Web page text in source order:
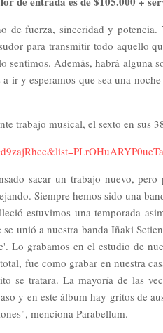
de fuerza, sinceridad y
para transmitir todo aquello
sentimos. Además, habrá alguna
ir y esperamos que sea una
trabajo musical, el sexto en sus
sacar un trabajo nuevo,
Siempre hemos sido una
estuvimos una temporada
unió a nuestra banda Iñaki
Lo grabamos en el estudio de
fue como grabar en nuestra
se tratara. La mayoría de las
y en este álbum hay gritos de
menciona Parabellum.